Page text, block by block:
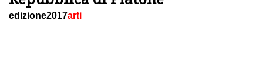
edizione2017arti